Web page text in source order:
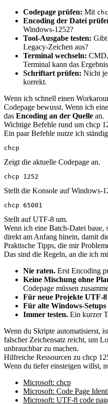
Codepage prüfen: Mit
Encoding der Datei
Windows-1252?
Tool-Ausgabe testen: Gibt
Legacy-Zeichen aus?
Terminal wechseln:
Terminal kann das
Schriftart prüfen: Nicht
korrekt.
Wenn ich schnell einen
Codepage bewusst. Wenn ich
das Encoding an der Quelle an.
Wichtige Befehle rund um chcp
Ein paar Befehle nutze ich
chcp
Zeigt die aktuelle Codepage an.
chcp 1252
Stellt die Konsole auf Windows-
chcp 65001
Stellt auf UTF-8 um.
Wenn ich eine Batch-Datei baue,
direkt am Anfang hinein, damit
Praktische Tipps, die mir
Das sind die Regeln, an die ich
Nie raten. Erst Encoding
Keine Mischung ohne
Codepage müssen
Für neue Projekte UTF-
Für alte Windows-Setups
Immer testen. Ein kurzer
Wenn du Skripte automatisierst,
falscher Zeichensatz reicht, um
unbrauchbar zu machen.
Hilfreiche Ressourcen zu chcp
Wenn du tiefer einsteigen willst,
Microsoft: chcp
Microsoft: Code Page
Microsoft: UTF-8 code